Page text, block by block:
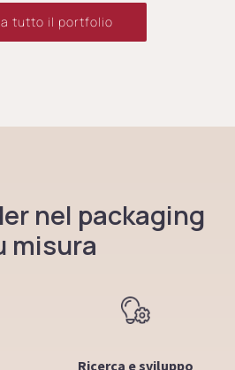
tutto il portfolio
nel packaging
misura
Ricerca e sviluppo